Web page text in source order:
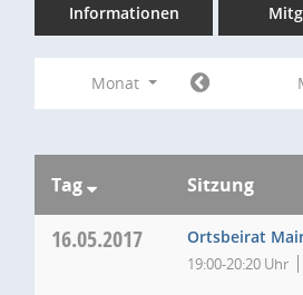
Informationen
Monat
Tag Sitzung
16.05.2017 Ortsbeirat
19:00-20:20 Uhr